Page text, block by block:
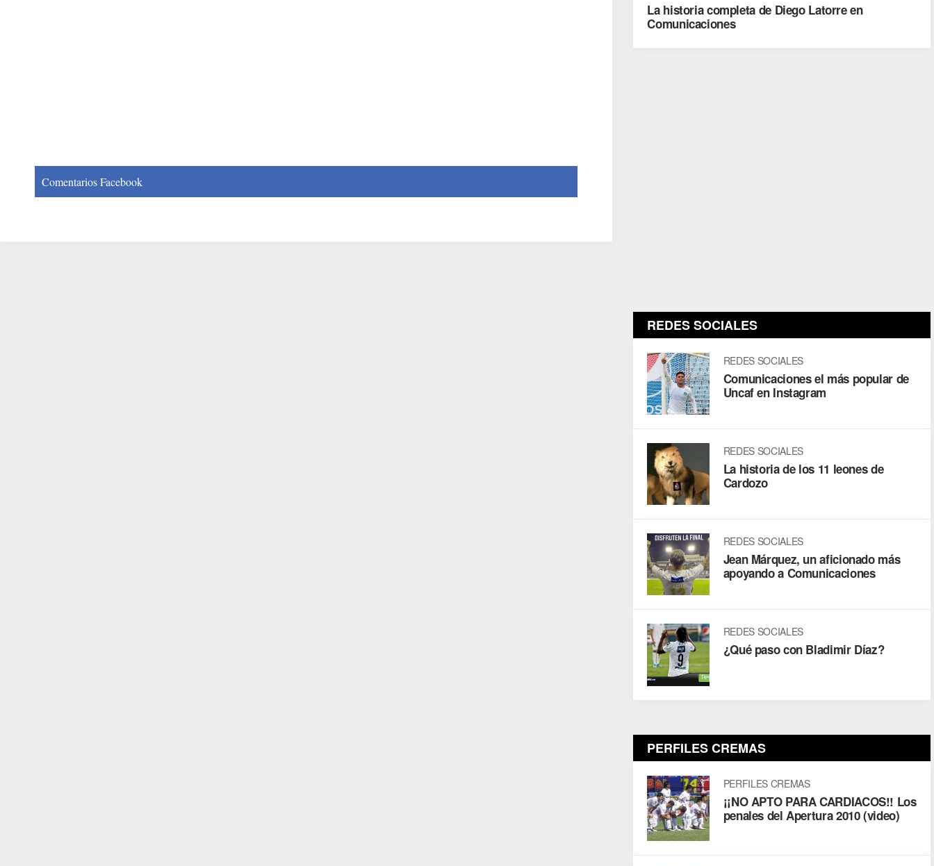
Comentarios Facebook
La historia completa de Diego Latorre en
Comunicaciones
REDES SOCIALES
REDES SOCIALES
Comunicaciones el más popular de
Uncaf en Instagram
REDES SOCIALES
La historia de los 11 leones de
Cardozo
REDES SOCIALES
Jean Márquez, un aficionado más
apoyando a Comunicaciones
REDES SOCIALES
¿Qué paso con Bladimir Díaz?
PERFILES CREMAS
PERFILES CREMAS
¡¡NO APTO PARA CARDIACOS!! Los
penales del Apertura 2010 (video)